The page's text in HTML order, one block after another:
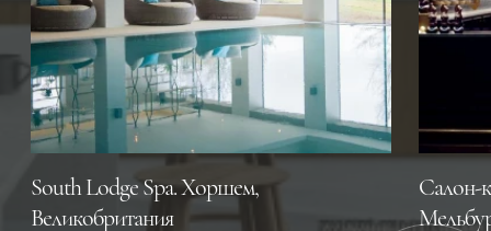
South Lodge Spa. Хоршем,
Великобритания
Салон-